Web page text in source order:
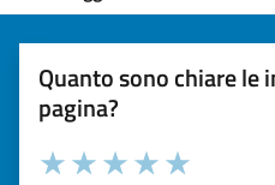
Quanto sono chiare
pagina?
Valuta la chiarezza delle
Seleziona il numero di